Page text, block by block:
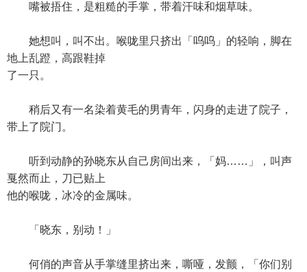
嘴被捂住，是粗糙的手掌，带着汗味和烟草味。
她想叫，叫不出。喉咙里只挤出「呜呜」的轻响，脚在
地上乱蹬，高跟鞋掉
了一只。
稍后又有一名染着黄毛的男青年，闪身的走进了院子，
带上了院门。
听到动静的孙晓东从自己房间出来，「妈……」，叫声
戛然而止，刀已贴上
他的喉咙，冰冷的金属味。
「晓东，别动！」
何俏的声音从手掌缝里挤出来，嘶哑，发颤，「你们别